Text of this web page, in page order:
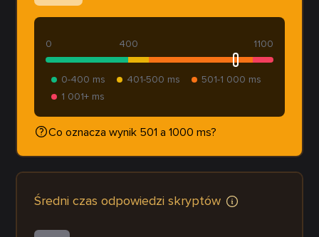
400
0 1100
0-400 ms 401-500 ms
501-1 000 ms
1 001+ ms
Co oznacza wynik 501 a 1000 ms?
Średni czas odpowiedzi skryptów